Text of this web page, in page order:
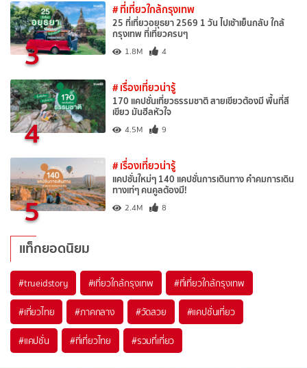
3
# ที่เที่ยวใกล้กรุงเทพ
25 ที่เที่ยวอยุธยา 2569 1 วัน ไปเช้าเย็นกลับ ใกล้
กรุงเทพ ที่เที่ยวครบๆ
1.8M 4
4
# เรื่องเที่ยวน่ารู้
170 แคปชั่นเที่ยวธรรมชาติ สายเขียวต้องมี พื้นที่สี
เขียว มันฮีลหัวใจ
4.5M 9
5
# เรื่องเที่ยวน่ารู้
แคปชั่นใหม่ๆ 140 แคปชั่นการเดินทาง คำคมการเดิน
ทางเท่ๆ คนคูลต้องมี!
2.4M 8
แท็กยอดนิยม
#trueidstory #เที่ยวใกล้กรุงเทพ #ที่เที่ยวใกล้กรุงเทพ
#เที่ยวไทย #ภาคกลาง #วัดสวย #แคปชั่นเที่ยว
#แคปชั่น #ที่เที่ยวไทย #รวมที่เที่ยว